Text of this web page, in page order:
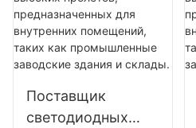
мощностью 150
Вт для внутренних
помещений, таких
как спортзалы и
склады.
Поставщик
светодиодных